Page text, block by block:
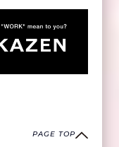
PAGE TOP